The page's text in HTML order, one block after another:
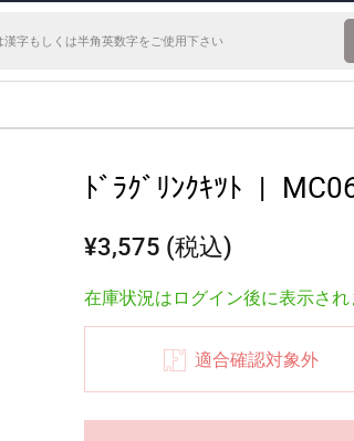
ﾄﾞﾗｸﾞﾘﾝｸｷﾂﾄ |
¥3,575 (税込)
在庫状況はログイン後に表示され
適合確認対象外